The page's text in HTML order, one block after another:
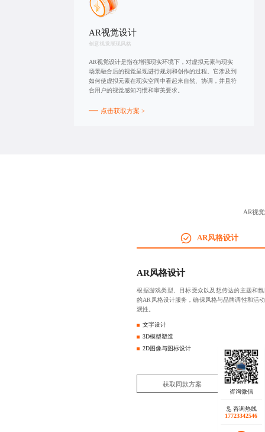
AR视觉设计
创意视觉展现风格
AR视觉设计是指在增强现实环境下，对虚拟元素与现实
场景融合后的视觉呈现进行规划和创作的过程。它涉及到
如何使虚拟元素在现实空间中看起来自然、协调，并且符
合用户的视觉感知习惯和审美要求。
点击获取方案 >
AR视
AR风格设计
AR风格设计
根据游戏类型、目标受众以及想传达的主题和
的AR风格设计服务，确保风格与品牌调性和活
观性。
文字设计
3D模型塑造
2D图像与图标设计
获取同款方案
咨询热线
17723342546